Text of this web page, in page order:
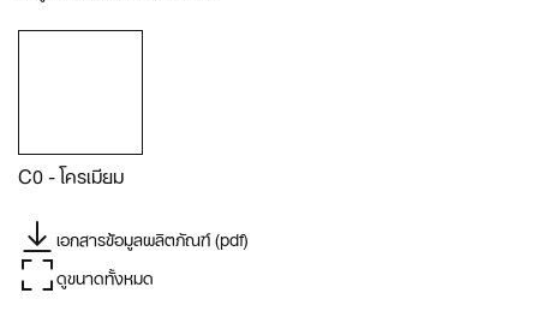
C0 - โครเมียม
เอกสารข้อมูลผลิตภัณฑ์ (pdf)
ดูขนาดทั้งหมด